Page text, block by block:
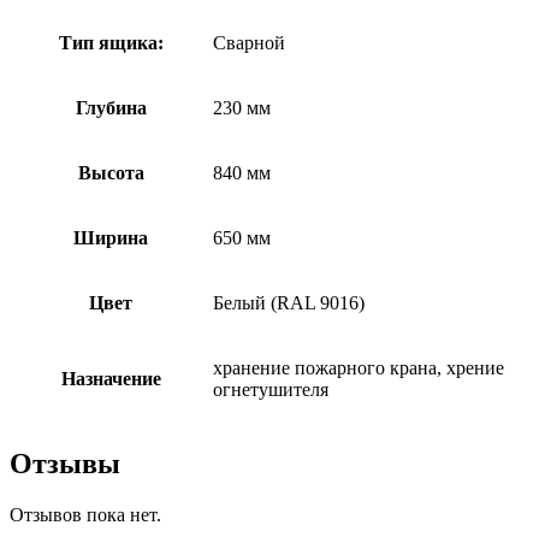
Тип ящика: Сварной
Глубина 230 мм
Высота 840 мм
Ширина 650 мм
Цвет Белый (RAL 9016)
Назначение
хранение пожарного крана, хрение
огнетушителя
Отзывы
Отзывов пока нет.